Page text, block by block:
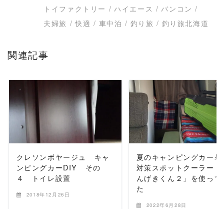
トイファクトリー / ハイエース / バンコン /
夫婦旅 / 快適 / 車中泊 / 釣り旅 / 釣り旅北海道
関連記事
READ MORE
クレソンボヤージュ キャ
ンピングカーDIY その
４ トイレ設置
2018年12月26日
READ MORE
夏のキャンピングカー暑
対策スポットクーラー「
んげきくん２」を使って
た
2022年6月28日